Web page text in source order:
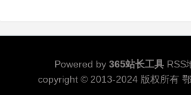
Powered by 365站长工具 RSS
copyright © 2013-2024 版权所有